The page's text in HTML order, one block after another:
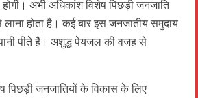
अभी अधिकांश विशेष पिछड़ी जनजाति
लाना होता है। कई बार इस जनजातीय समुदाय
पीते हैं। अशुद्ध पेयजल की वजह से
पिछड़ी जनजातियों के विकास के लिए